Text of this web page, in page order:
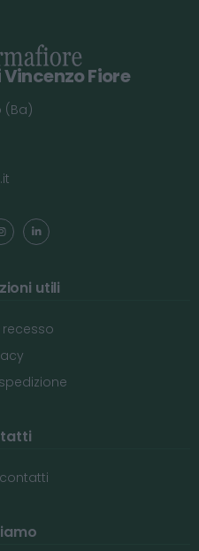
Fiore
(Ba)
utili
recesso